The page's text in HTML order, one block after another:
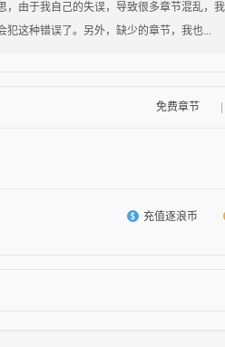
由于我自己的失误，导致很多章节混乱，
犯这种错误了。另外，缺少的章节，我也...
免费章节
充值逐浪币